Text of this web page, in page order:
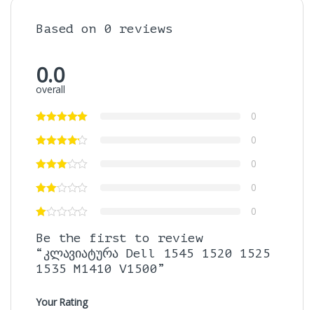
Based on 0 reviews
0.0
overall
0
0
0
0
0
Be the first to review
“კლავიატურა Dell 1545 1520 1525
1535 M1410 V1500”
Your Rating